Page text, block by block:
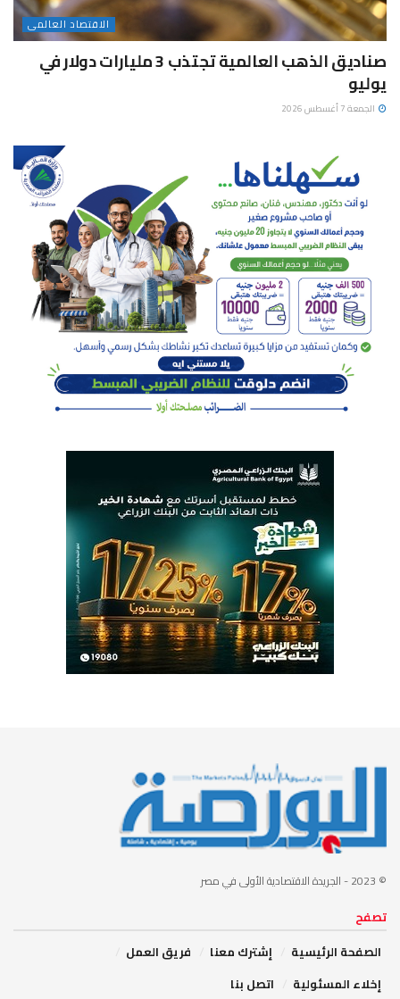
الاقتصاد العالمى
صناديق الذهب العالمية تجتذب 3 مليارات دولار في
يوليو
الجمعة 7 أغسطس 2026
© 2023 - الجريدة الاقتصادية الأولى في مصر
تصفح
الصفحة الرئيسية
إشترك معنا
فريق العمل
إخلاء المسئولية
اتصل بنا